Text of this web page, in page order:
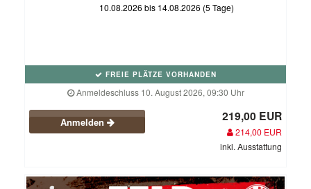
10.08.2026 bis 14.08.2026 (5 Tage)
FREIE PLÄTZE VORHANDEN
Anmeldeschluss 10. August 2026, 09:30 Uhr
Anmelden 219,00 EUR
214,00 EUR
inkl. Ausstattung